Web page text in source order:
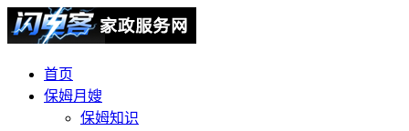
首页
保姆月嫂
保姆知识